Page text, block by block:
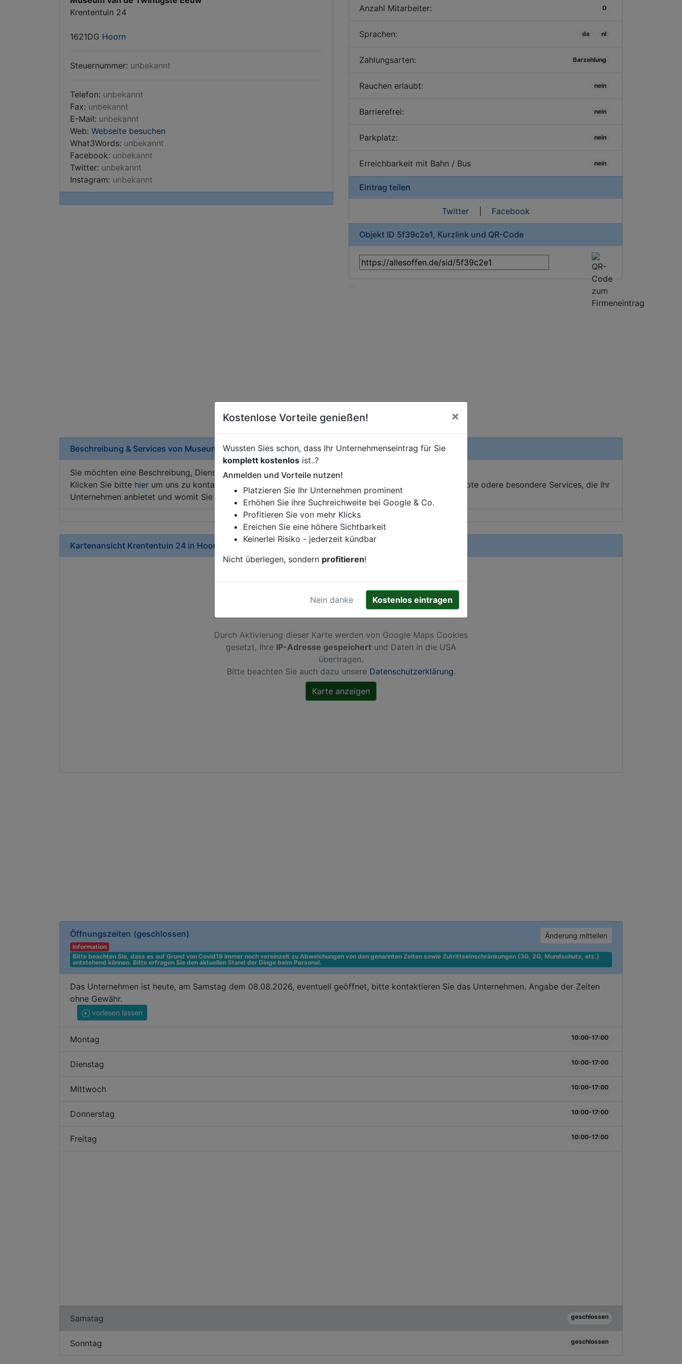
Krententuin 24
1621DG Hoorn
Steuernummer: unbekannt
Telefon: unbekannt
Fax: unbekannt
E-Mail: unbekannt
Web: Webseite besuchen
What3Words: unbekannt
Facebook: unbekannt
Twitter: unbekannt
Instagram: unbekannt
Öffnungszeiten (geschlossen) Änderung mitteilen
Information
Bitte beachten Sie, dass es auf Grund von Covid19 immer noch vereinzelt zu Abweichungen von den genannten Zeiten sowie Zutrittseinschränkungen (3G, 2G, Mundschutz, etc.)
entstehend können. Bitte erfragen Sie den aktuellen Stand der Dinge beim Personal.
Das Unternehmen ist heute, am Samstag dem 08.08.2026, eventuell geöffnet, bitte kontaktieren Sie das Unternehmen. Angabe der Zeiten
ohne Gewähr.
vorlesen lassen
Montag 10:00-17:00
Dienstag 10:00-17:00
Mittwoch 10:00-17:00
Donnerstag 10:00-17:00
Freitag 10:00-17:00
Samstag geschlossen
Sonntag geschlossen
Anzahl Mitarbeiter: 0
Sprachen: de nl
Zahlungsarten: Barzahlung
Rauchen erlaubt: nein
Barrierefrei: nein
Parkplatz: nein
Erreichbarkeit mit Bahn / Bus nein
Eintrag teilen
Twitter| Facebook
Objekt ID 5f39c2e1, Kurzlink und QR-Code
Beschreibung & Services von Museum
Sie möchten eine Beschreibung, Dienstleistung oder andere relevante Informationen hinzufügen?
Klicken Sie bitte hier um uns zu kontaktieren. Gerne erweitern wir Ihren Firmeneintrag um Sonderangebote odere besondere Services, die Ihr
Unternehmen anbietet und womit Sie sich von Ihren Wettbewerbern abheben.
Kartenansicht Krententuin 24 in Hoorn
Durch Aktivierung dieser Karte werden von Google Maps Cookies
gesetzt, Ihre IP-Adresse gespeichert und Daten in die USA
übertragen.
Bitte beachten Sie auch dazu unsere Datenschutzerklärung.
Kostenlose Vorteile genießen! ×
Wussten Sies schon, dass Ihr Unternehmenseintrag für Sie
komplett kostenlos ist..?
Anmelden und Vorteile nutzen!
Platzieren Sie Ihr Unternehmen prominent
Erhöhen Sie ihre Suchreichweite bei Google & Co.
Profitieren Sie von mehr Klicks
Ereichen Sie eine höhere Sichtbarkeit
Keinerlei Risiko - jederzeit kündbar
Nicht überlegen, sondern profitieren!
Nein danke Kostenlos eintragen